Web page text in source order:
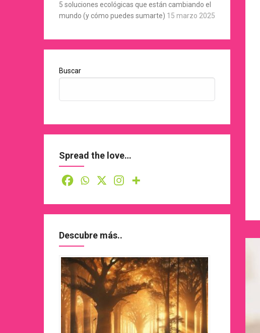
5 soluciones ecológicas que están cambiando el
mundo (y cómo puedes sumarte) 15 marzo 2025
Buscar
Spread the love…
Descubre más..